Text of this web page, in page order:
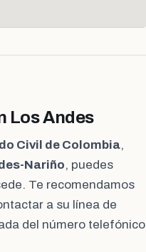
Los Andes
Civil de Colombia,
Nariño, puedes
Te recomendamos
a su línea de
del número telefónico